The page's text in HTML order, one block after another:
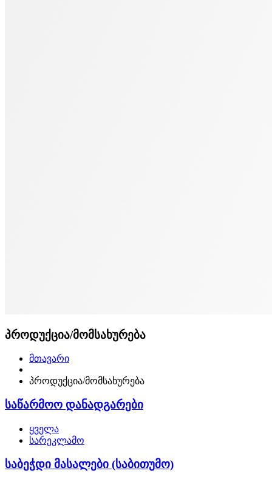
პროდუქცია/მომსახურება
მთავარი
პროდუქცია/მომსახურება
საწარმოო დანადგარები
ყველა
სარეკლამო
საბეჭდი მასალები (საბითუმო)